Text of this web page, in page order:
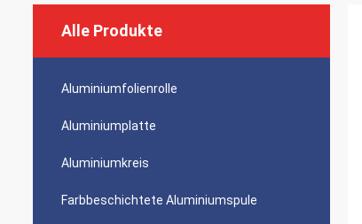
Alle Produkte
Aluminiumfolienrolle
Aluminiumplatte
Aluminiumkreis
Farbbeschichtete Aluminiumspule